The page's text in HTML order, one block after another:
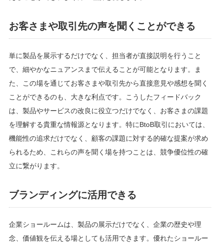
お客さまや取引先の声を聞くことができる
単に製品を展示するだけでなく、担当者が直接説明を行うこと
で、細やかなニュアンスまで伝えることが可能となります。ま
た、この場を通じてお客さまや取引先から直接意見や感想を聞く
ことができるのも、大きな利点です。こうしたフィードバック
は、製品やサービスの改良に役立つだけでなく、お客さまの課題
を理解する貴重な情報源となります。特にBtoB取引においては、
機能性の追求だけでなく、顧客の課題に対する的確な提案が求め
られるため、これらの声を聞く場を持つことは、競争優位性の確
立に繋がります。
ブランディングに活用できる
企業ショールームは、製品の展示だけでなく、企業の歴史や理
念、価値観を伝える場としても活用できます。優れたショールー